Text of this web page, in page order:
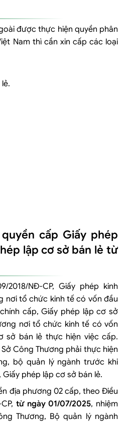
được thực hiện quyền phân
Nam thì cần xin cấp các loại
cấp Giấy phép
lập cơ sở bán lẻ từ
2018/NĐ-CP, Giấy phép kinh
nơi tổ chức kinh tế có vốn đầu
cấp, Giấy phép lập cơ sở
nơi tổ chức kinh tế có vốn
sở bán lẻ thực hiện việc cấp.
Công Thương phải thực hiện
bộ quản lý ngành trước khi
phép lập cơ sở bán lẻ.
địa phương 02 cấp, theo Điều
từ ngày 01/07/2025, nhiệm
Thương, Bộ quản lý ngành